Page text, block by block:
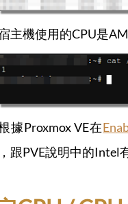
主機使用的CPU是
據Proxmox VE在
跟PVE說明中的Intel